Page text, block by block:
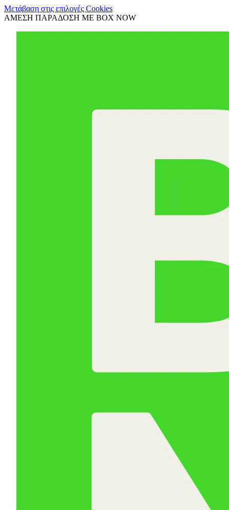
Μετάβαση στις επιλογές Cookies
ΑΜΕΣΗ ΠΑΡΑΔΟΣΗ ΜΕ BOX NOW